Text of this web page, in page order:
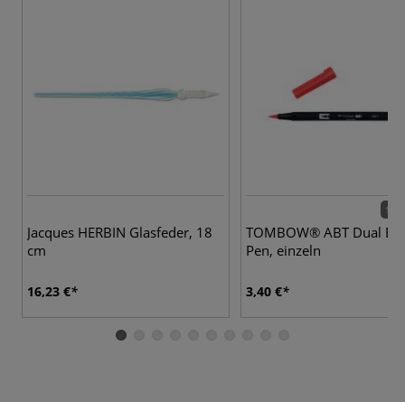
Jacques HERBIN Glasfeder, 18
cm
16,23 €
108
TOMBOW® ABT Dual
Pen, einzeln
3,40 €